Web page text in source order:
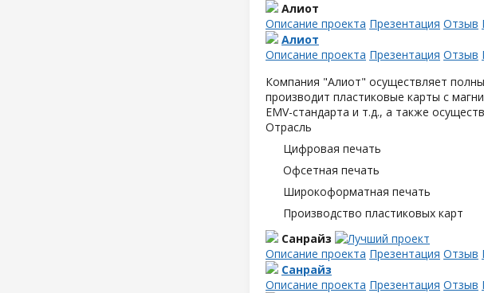
Алиот
Описание проекта Презентация Отзыв
Алиот
Описание проекта Презентация Отзыв
Компания "Алиот" осуществляет
производит пластиковые карты с
EMV-стандарта и т.д., а также
Отрасль
Цифровая печать
Офсетная печать
Широкоформатная печать
Производство пластиковых карт
Санрайз
Описание проекта Презентация Отзыв
Санрайз
Описание проекта Презентация Отзыв